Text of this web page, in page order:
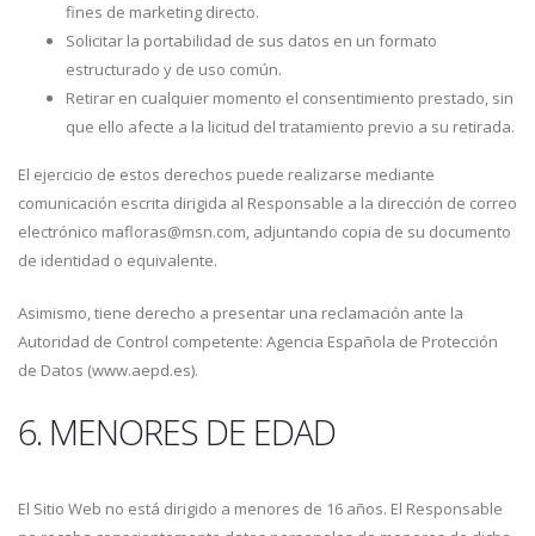
fines de marketing directo.
Solicitar la portabilidad de sus datos en un formato
estructurado y de uso común.
Retirar en cualquier momento el consentimiento prestado, sin
que ello afecte a la licitud del tratamiento previo a su retirada.
El ejercicio de estos derechos puede realizarse mediante
comunicación escrita dirigida al Responsable a la dirección de correo
electrónico mafloras@msn.com, adjuntando copia de su documento
de identidad o equivalente.
Asimismo, tiene derecho a presentar una reclamación ante la
Autoridad de Control competente: Agencia Española de Protección
de Datos (www.aepd.es).
6. MENORES DE EDAD
El Sitio Web no está dirigido a menores de 16 años. El Responsable